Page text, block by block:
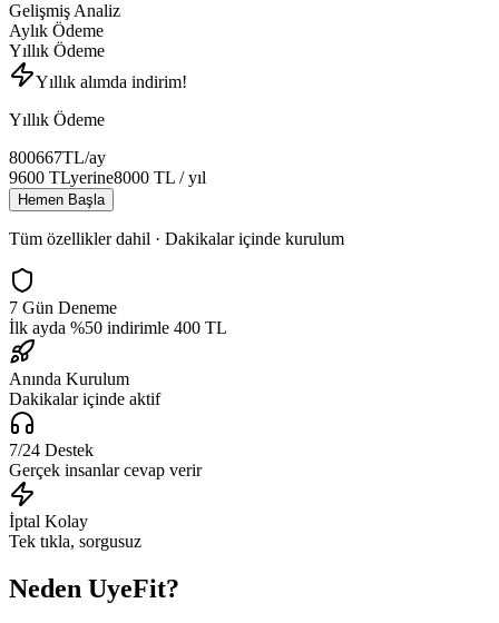
Gelişmiş Analiz
Aylık Ödeme
Yıllık Ödeme
Yıllık alımda indirim!
Yıllık Ödeme
800667TL/ay
9600 TLyerine8000 TL / yıl
Hemen Başla
Tüm özellikler dahil · Dakikalar içinde kurulum
7 Gün Deneme
İlk ayda %50 indirimle 400 TL
Anında Kurulum
Dakikalar içinde aktif
7/24 Destek
Gerçek insanlar cevap verir
İptal Kolay
Tek tıkla, sorgusuz
Neden UyeFit?